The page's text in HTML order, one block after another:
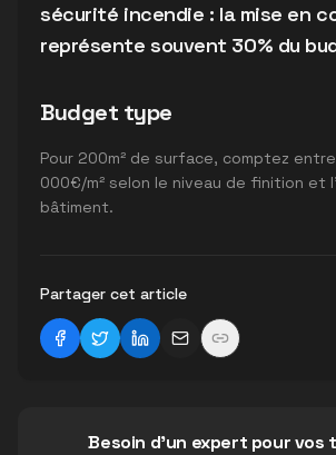
sécurité incendie : la mise en
représente souvent 30% du
Budget type
Pour 200m² de surface, comptez
000€/m² selon le niveau de finition et
bâtiment.
Partager cet article
Besoin d'un expert pour vos